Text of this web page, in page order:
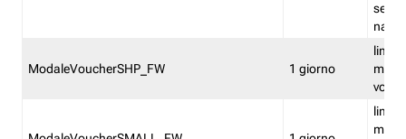
ModaleVoucherSHP_FW 1 giorno